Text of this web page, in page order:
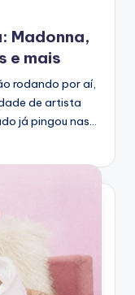
Madonna,
e mais
rodando por aí,
de artista
já pingou nas…